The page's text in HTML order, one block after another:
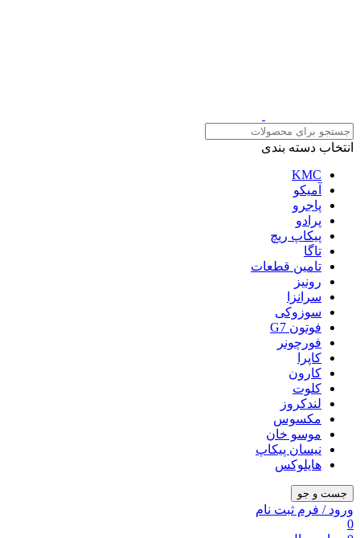
انتخاب دسته بندی
KMC
آمیکو
پاجرو
پرادو
پیکاپ ریچ
تاگا
تامین قطعات
رونیز
سرانزا
سوزوکی
فوتون G7
فورچونر
کاپرا
کارون
کلوت
لندکروز
مکسوس
موسو خان
نیسان پیکاپ
هایلوکس
جست و جو
ورود / فرم ثبت نام
0